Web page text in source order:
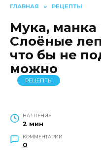
ГЛАВНАЯ » РЕЦЕПТЫ
Мука, манка
Слоёные
что бы не
можно
РЕЦЕПТЫ
НА ЧТЕНИЕ
2 мин
КОММЕНТАРИИ
0